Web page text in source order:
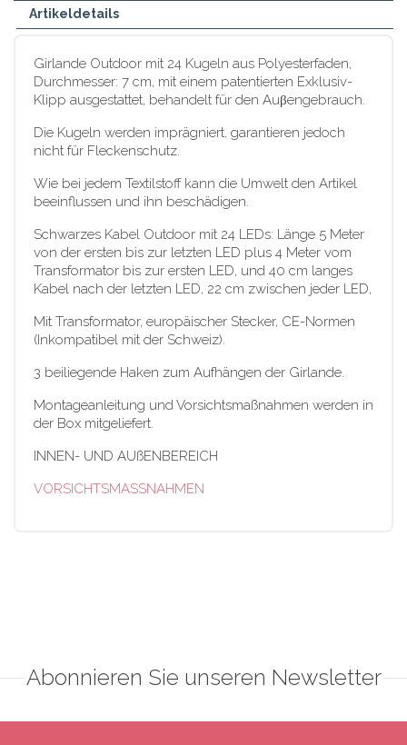
Artikeldetails
Girlande Outdoor mit 24 Kugeln aus Polyesterfaden,
Durchmesser: 7 cm, mit einem patentierten Exklusiv-
Klipp ausgestattet, behandelt für den Auβengebrauch.
Die Kugeln werden imprägniert, garantieren jedoch
nicht für Fleckenschutz.
Wie bei jedem Textilstoff kann die Umwelt den Artikel
beeinflussen und ihn beschädigen.
Schwarzes Kabel Outdoor mit 24 LEDs: Länge 5 Meter
von der ersten bis zur letzten LED plus 4 Meter vom
Transformator bis zur ersten LED, und 40 cm langes
Kabel nach der letzten LED, 22 cm zwischen jeder LED,
Mit Transformator, europäischer Stecker, CE-Normen
(Inkompatibel mit der Schweiz).
3 beiliegende Haken zum Aufhängen der Girlande.
Montageanleitung und Vorsichtsmaßnahmen werden in
der Box mitgeliefert.
INNEN- UND AUßENBEREICH
VORSICHTSMASSNAHMEN
Abonnieren Sie unseren Newsletter